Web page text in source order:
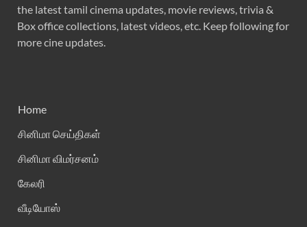
the latest tamil cinema updates, movie reviews, trivia &
Box office collections, latest videos, etc. Keep following for
more cine updates.
Home
சினிமா செய்திகள்
சினிமா விமர்சனம்
கேலரி
வீடியோஸ்